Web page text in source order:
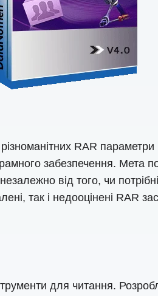
RAR
забезпечення.
від того, чи
так і недооцінені RAR
для читання.